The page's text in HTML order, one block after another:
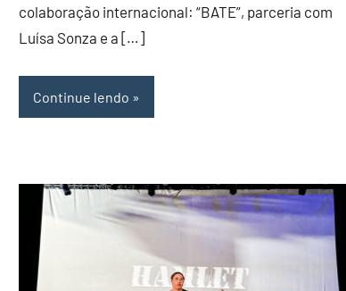
colaboração internacional: “BATE”, parceria com
Luísa Sonza e a […]
Continue lendo